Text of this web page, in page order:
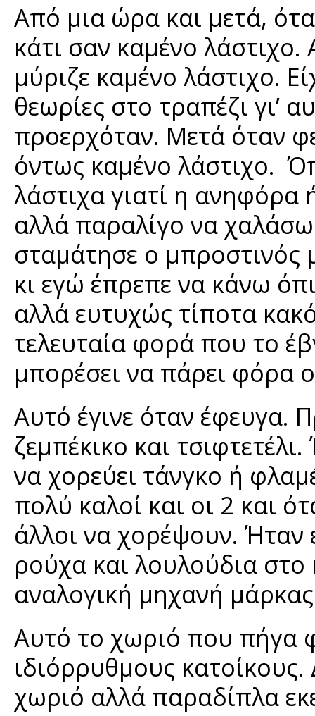
Από μια ώρα και μετά,
κάτι σαν καμένο
μύριζε καμένο λάστιχο.
θεωρίες στο τραπέζι γι’
προερχόταν. Μετά όταν
όντως καμένο λάστιχο.
λάστιχα γιατί η
αλλά παραλίγο να
σταμάτησε ο μπροστινός
κι εγώ έπρεπε να κάνω
αλλά ευτυχώς τίποτα
τελευταία φορά που το
μπορέσει να πάρει φόρα
Αυτό έγινε όταν έφευγα.
ζεμπέκικο και
να χορεύει τάνγκο ή
πολύ καλοί και οι 2 και
άλλοι να χορέψουν. Ήταν
ρούχα και λουλούδια
αναλογική μηχανή
Αυτό το χωριό που πήγα
ιδιόρρυθμους
χωριό αλλά παραδίπλα